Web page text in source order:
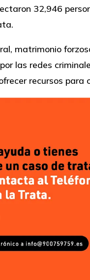
32,946
matrimonio
las redes
recursos